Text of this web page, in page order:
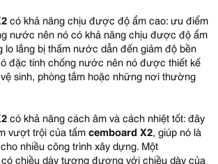
có khả năng chịu được độ ẩm cao: ưu điểm
nước nên nó có khả năng chịu được độ ẩm
lo lắng bị thấm nước dẫn đến giảm độ bền
đặc tính chống nước nên nó được thiết kế
sinh, phòng tắm hoặc những nơi thường
có khả năng cách âm và cách nhiệt tốt: đây
vượt trội của tấmcemboard X2, giúp nó là
nhiều công trình xây dựng. Một
có chiều dày tương đương với chiều dày của